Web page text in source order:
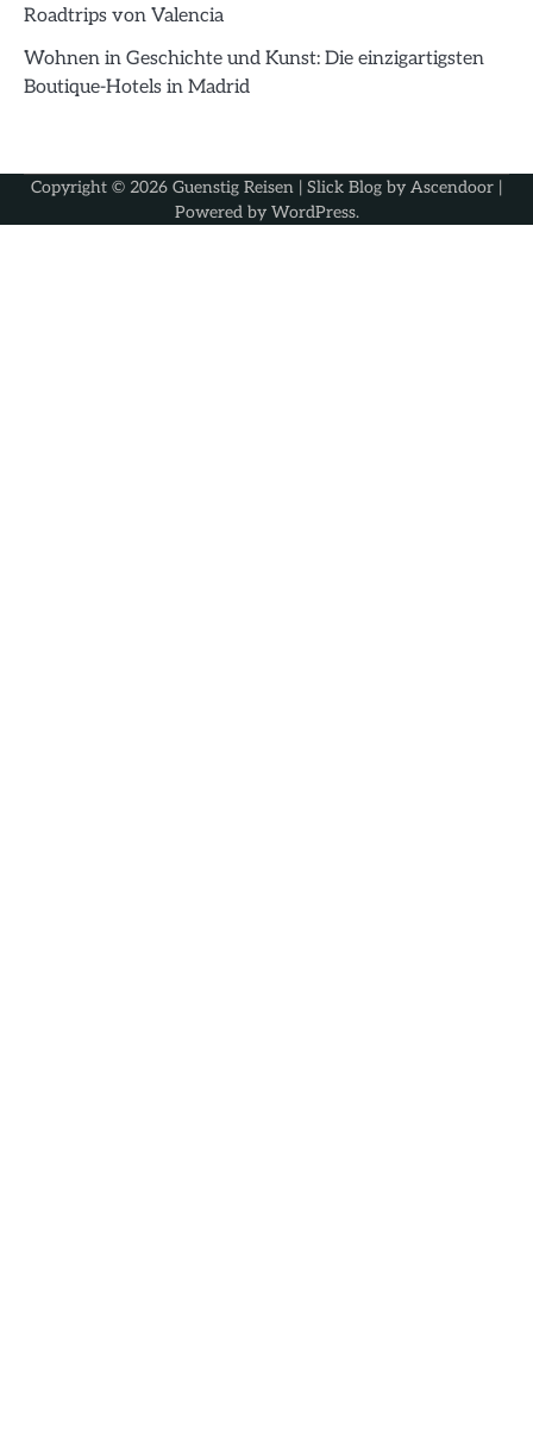
Roadtrips von Valencia
Wohnen in Geschichte und Kunst: Die einzigartigsten
Boutique-Hotels in Madrid
Copyright © 2026 Guenstig Reisen | Slick Blog by Ascendoor |
Powered by WordPress.